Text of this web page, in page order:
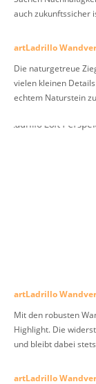
auch zukunftssicher
artLadrillo
Die naturgetreue
vielen kleinen
echtem Naturstein
artLadrillo
Mit den robusten
Highlight. Die
und bleibt dabei
artLadrillo